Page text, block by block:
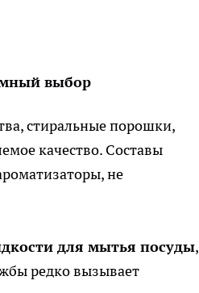
выбор
стиральные порошки,
качество. Составы
не
для мытья посуды,
редко вызывает